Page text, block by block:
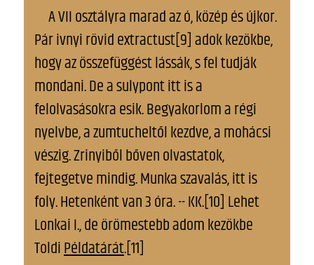
A VII osztályra marad az ó, közép és újkor.
Pár ivnyi rövid extractust[9] adok kezökbe,
hogy az összefüggést lássák, s fel tudják
mondani. De a sulypont itt is a
felolvasásokra esik. Begyakorlom a régi
nyelvbe, a zumtucheltől kezdve, a mohácsi
vészig. Zrinyiből bőven olvastatok,
fejtegetve mindig. Munka szavalás, itt is
foly. Hetenként van 3 óra. -- KK.[10] Lehet
Lonkai I., de örömestebb adom kezökbe
ToldiPéldatárát.[11]